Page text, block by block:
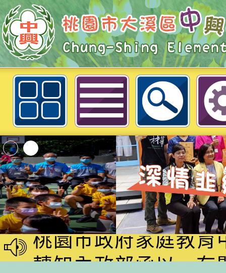
本校114學年第1學期第1次(第3招
告-桃園市大溪區中興國民小學
「2026桃園市孔廟
動—儒門初開 智慧
桃園市政府家庭教育
家8月課程資訊」、
轉知內政部函以，有